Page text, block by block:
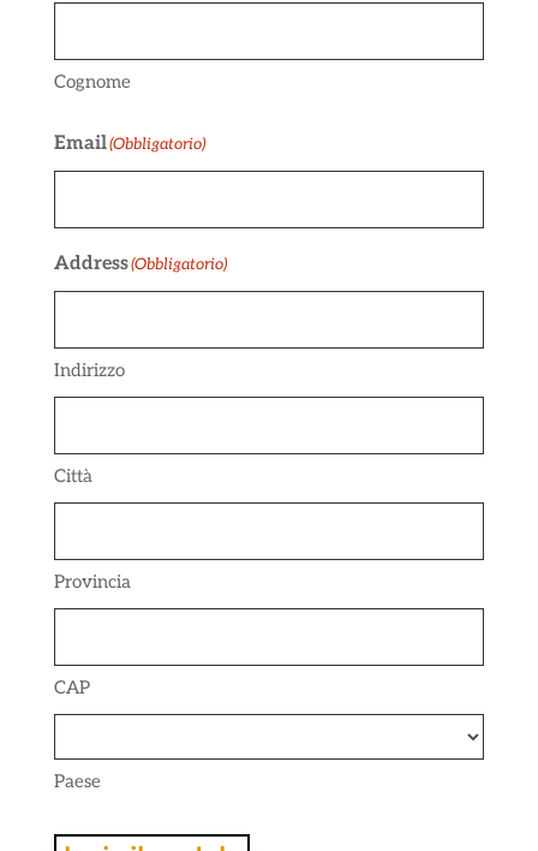
Cognome
Email(Obbligatorio)
Address(Obbligatorio)
Indirizzo
Città
Provincia
CAP
Paese